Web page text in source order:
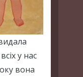
у нас
вона